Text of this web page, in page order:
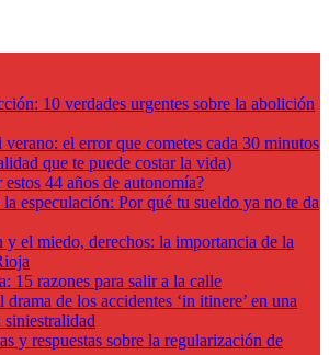
10 verdades urgentes sobre la abolición
el error que cometes cada 30 minutos
que te puede costar la vida)
44 años de autonomía?
especulación: Por qué tu sueldo ya no te da
y el miedo, derechos: la importancia de la
15 razones para salir a la calle
de los accidentes ‘in itinere’ en una
siniestralidad
y respuestas sobre la regularización de